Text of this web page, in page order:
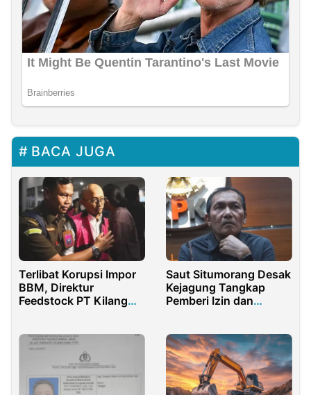
BACA JUGA
Terlibat Korupsi Impor
BBM, Direktur
Feedstock PT Kilang
Saut Situmorang Desak
Kejagung Tangkap
Pemberi Izin dan